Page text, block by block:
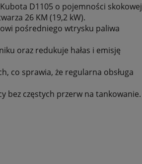
D1105 o pojemności skokowej
26 KM (19,2 kW).
pośredniego wtrysku paliwa
oraz redukuje hałas i emisję
co sprawia, że regularna obsługa
bez częstych przerw na tankowanie.